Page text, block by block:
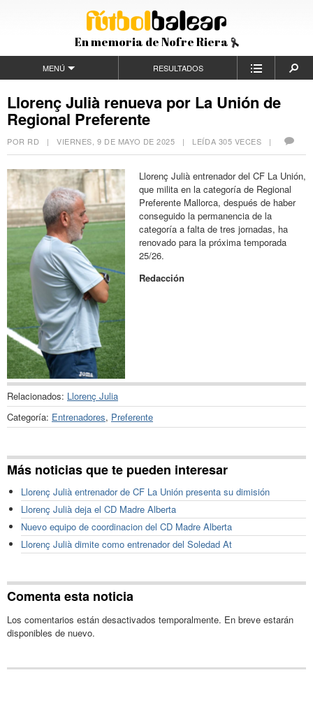
En memoria de Nofre Riera
MENÚ RESULTADOS
Llorenç Julià renueva por La Unión de
Regional Preferente
POR RD |VIERNES, 9 DE MAYO DE 2025 | LEÍDA 305 VECES |
Llorenç Julià entrenador del CF La Unión,
que milita en la categoría de Regional
Preferente Mallorca, después de haber
conseguido la permanencia de la
categoría a falta de tres jornadas, ha
renovado para la próxima temporada
25/26.
Redacción
Relacionados: Llorenç Julia
Categoría: Entrenadores, Preferente
Más noticias que te pueden interesar
Llorenç Julià entrenador de CF La Unión presenta su dimisión
Llorenç Julià deja el CD Madre Alberta
Nuevo equipo de coordinacion del CD Madre Alberta
Llorenç Julià dimite como entrenador del Soledad At
Comenta esta noticia
Los comentarios están desactivados temporalmente. En breve estarán
disponibles de nuevo.